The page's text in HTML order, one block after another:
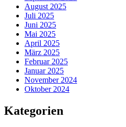
August 2025
Juli 2025
Juni 2025
Mai 2025
April 2025
März 2025
Februar 2025
Januar 2025
November 2024
Oktober 2024
Kategorien